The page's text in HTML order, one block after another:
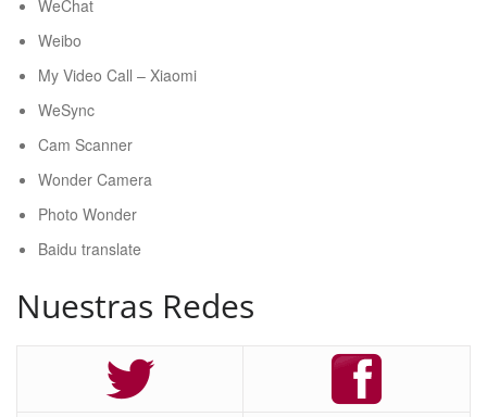
WeChat
Weibo
My Video Call – Xiaomi
WeSync
Cam Scanner
Wonder Camera
Photo Wonder
Baidu translate
Nuestras Redes